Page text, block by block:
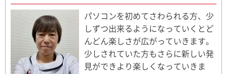
パソコンを初めてさわられる方、少
しずつ出来るようになっていくとど
んどん楽しさが広がっていきます。
少しされていた方もさらに新しい発
見ができより楽しくなっていきま